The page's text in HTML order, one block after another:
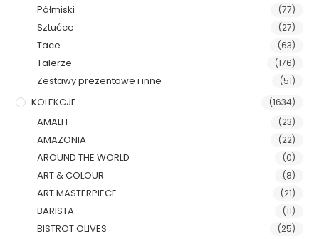
Półmiski (77)
Sztućce (27)
Tace (63)
Talerze (176)
Zestawy prezentowe i inne (51)
KOLEKCJE (1634)
AMALFI (23)
AMAZONIA (22)
AROUND THE WORLD (0)
ART & COLOUR (8)
ART MASTERPIECE (21)
BARISTA (11)
BISTROT OLIVES (25)